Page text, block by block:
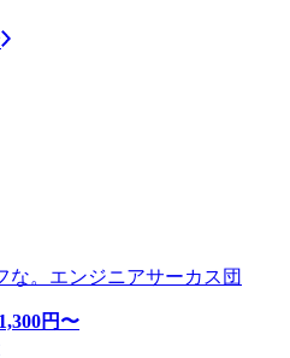
な。エンジニアサーカス団
円〜